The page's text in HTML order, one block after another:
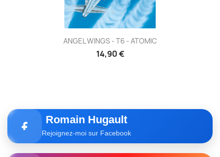
ANGEL WINGS - T6 - ATOMIC
14,90 €
Romain Hugault
Rejoignez-moi sur Facebook